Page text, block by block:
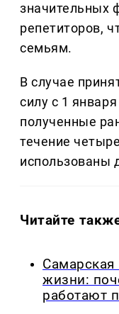
значительных
репетиторов,
семьям.
В случае
силу с 1
полученные
течение
использованы
Читайте
Самарская
жизни:
работают